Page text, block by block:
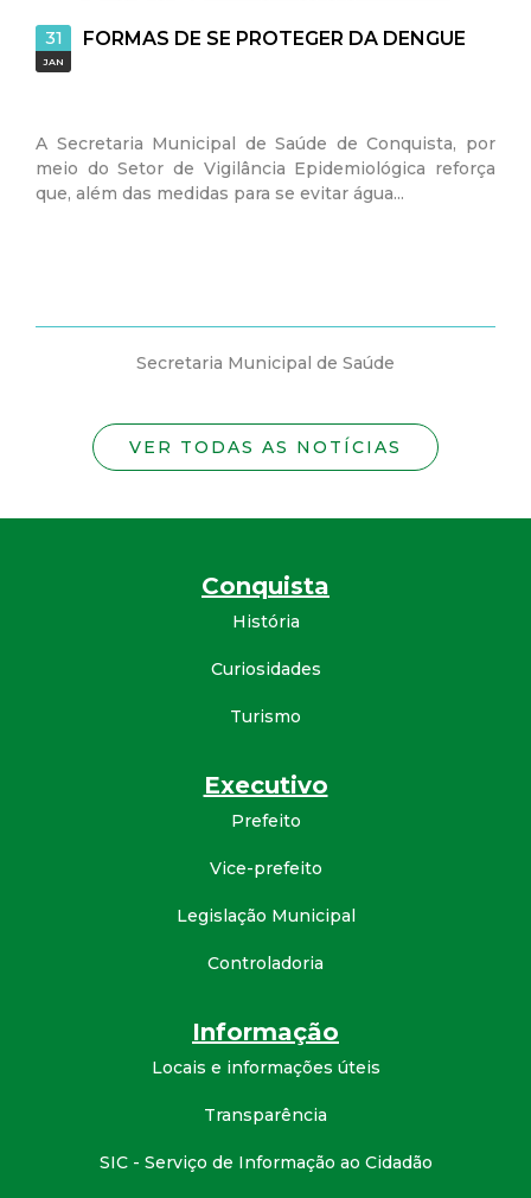
31
JAN
FORMAS DE SE PROTEGER DA DENGUE
A Secretaria Municipal de Saúde de Conquista, por
meio do Setor de Vigilância Epidemiológica reforça
que, além das medidas para se evitar água...
Secretaria Municipal de Saúde
VER TODAS AS NOTÍCIAS
Conquista
História
Curiosidades
Turismo
Executivo
Prefeito
Vice-prefeito
Legislação Municipal
Controladoria
Informação
Locais e informações úteis
Transparência
SIC - Serviço de Informação ao Cidadão